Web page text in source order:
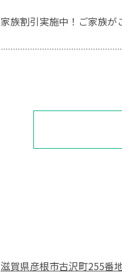
家族割引実施中！ご家族が
滋賀県彦根市古沢町255番